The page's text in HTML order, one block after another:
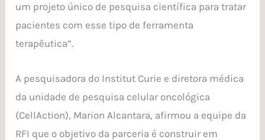
um projeto único de pesquisa científica para tratar
pacientes com esse tipo de ferramenta
terapêutica”.
A pesquisadora do Institut Curie e diretora médica
da unidade de pesquisa celular oncológica
(CellAction), Marion Alcantara, afirmou a equipe da
RFI que o objetivo da parceria é construir em